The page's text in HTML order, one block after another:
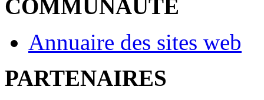
COMMUNAUTE
Annuaire des sites web
PARTENAIRES